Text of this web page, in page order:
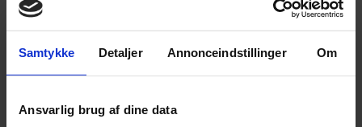
Samtykke Detaljer Annonceindstillinger Om
Ansvarlig brug af dine data
Kundeudtalelser
Galleri
Hytter, shelter og huse
Shelters